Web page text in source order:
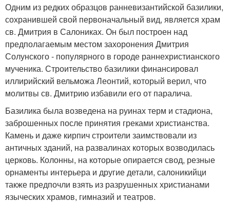
Одним из редких образцов ранневизантийской базилики,
сохранившей свой первоначальный вид, является храм
св. Дмитрия в Салониках. Он был построен над
предполагаемым местом захоронения Дмитрия
Солунского - популярного в городе раннехристианского
мученика. Строительство базилики финансировал
иллирийский вельможа Леонтий, который верил, что
молитвы св. Дмитрию избавили его от паралича.
Базилика была возведена на руинах терм и стадиона,
заброшенных после принятия греками христианства.
Камень и даже кирпич строители заимствовали из
античных зданий, на развалинах которых возводилась
церковь. Колонны, на которые опирается свод, резные
орнаменты интерьера и другие детали, салоникийци
также предпочли взять из разрушенных христианами
языческих храмов, гимназий и театров.